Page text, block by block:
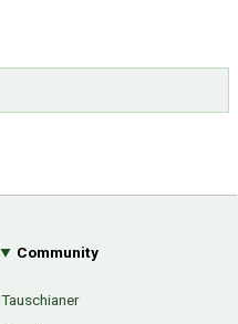
Community
Tauschianer